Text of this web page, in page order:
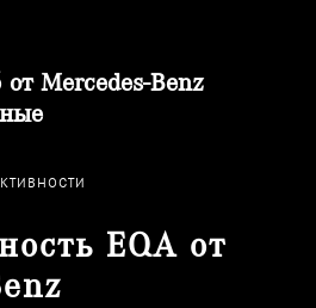
Mercedes-Benz
EQA от